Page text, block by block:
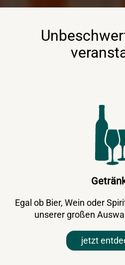
Egal ob Bier, Wein oder
unserer großen
jetzt